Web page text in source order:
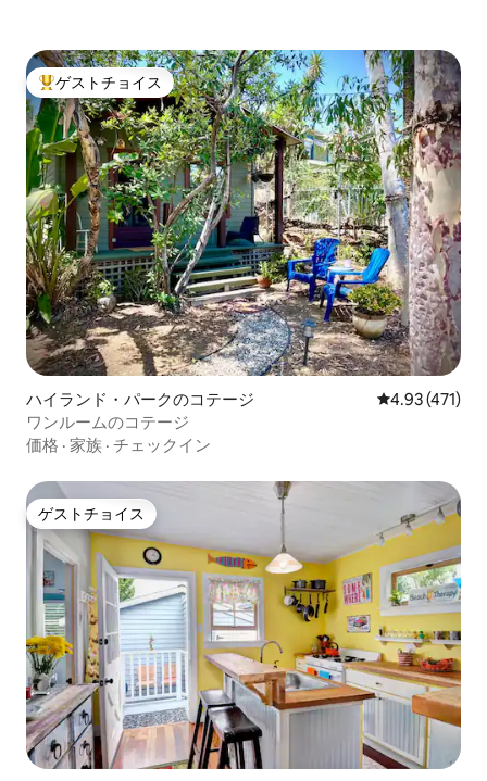
大好評のゲストチョイスです。
ゲストチョイス
ハイランド・パークのコテージ レビュー471
4.93 (471)
ワンルームのコテージ
価格 · 家族 · チェックイン
ゲストチョイス
ゲストチョイス